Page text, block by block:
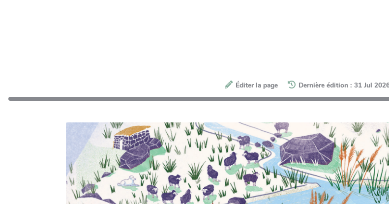
Éditer la page Dernière édition : 31 Jul